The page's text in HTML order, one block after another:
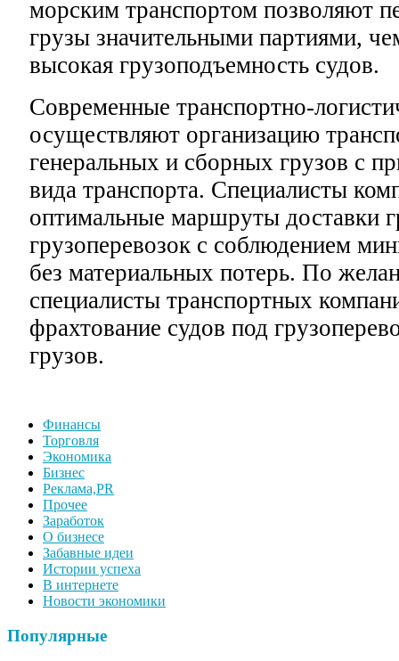
морским транспортом позволяют
грузы значительными партиями,
высокая грузоподъемность судов.
Современные транспортно-
осуществляют организацию
генеральных и сборных грузов с
вида транспорта. Специалисты
оптимальные маршруты доставки
грузоперевозок с соблюдением
без материальных потерь. По
специалисты транспортных
фрахтование судов под
грузов.
Финансы
Торговля
Экономика
Бизнес
Реклама,PR
Прочее
Заработок
О бизнесе
Забавные идеи
Истории успеха
В интернете
Новости экономики
Популярные